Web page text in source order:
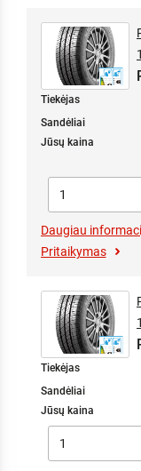
Tiekėjas
Sandėliai
Jūsų kaina
Daugiau
Pritaikymas
Tiekėjas
Sandėliai
Jūsų kaina